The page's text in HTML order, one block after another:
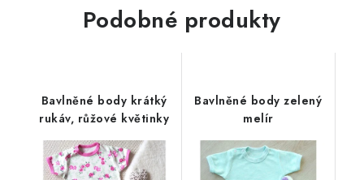
Podobné produkty
Bavlněné body krátký
rukáv, růžové květinky
Bavlněné body zelený
melír